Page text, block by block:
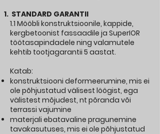
STANDARD GARANTII
1.1 Mööbli konstruktsioonile, kappide,
kergbetoonist fassaadile ja SuperIOR
töötasapindadele ning valamutele
kehtib tootjagarantii 5 aastat.
Katab:
konstruktsiooni deformeerumine, mis ei
ole põhjustatud välisest löögist, ega
välistest mõjudest, nt põranda või
terrassi vajumine
materjali ebatavaline pragunemine
tavakasutuses, mis ei ole põhjustatud